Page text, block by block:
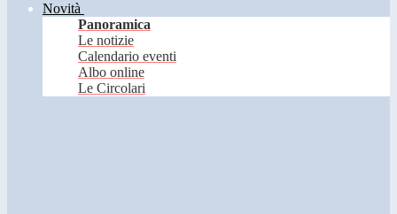
Novità
Panoramica
Le notizie
Calendario eventi
Albo online
Le Circolari